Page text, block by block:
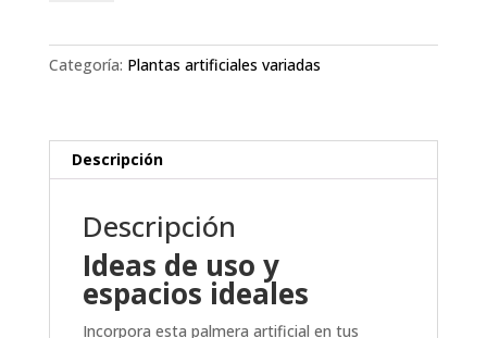
Categoría: Plantas artificiales variadas
Descripción
Descripción
Ideas de uso y
espacios ideales
Incorpora esta palmera artificial en tus